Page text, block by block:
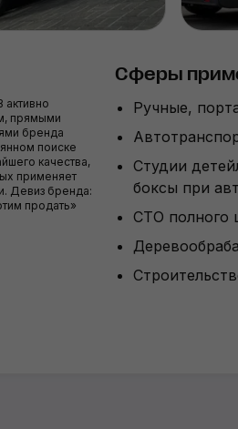
активно
прямыми
бренда
поиске
качества,
применяет
Девиз бренда:
продать»
Сферы
Ручные,
Студии
боксы при
СТО полного